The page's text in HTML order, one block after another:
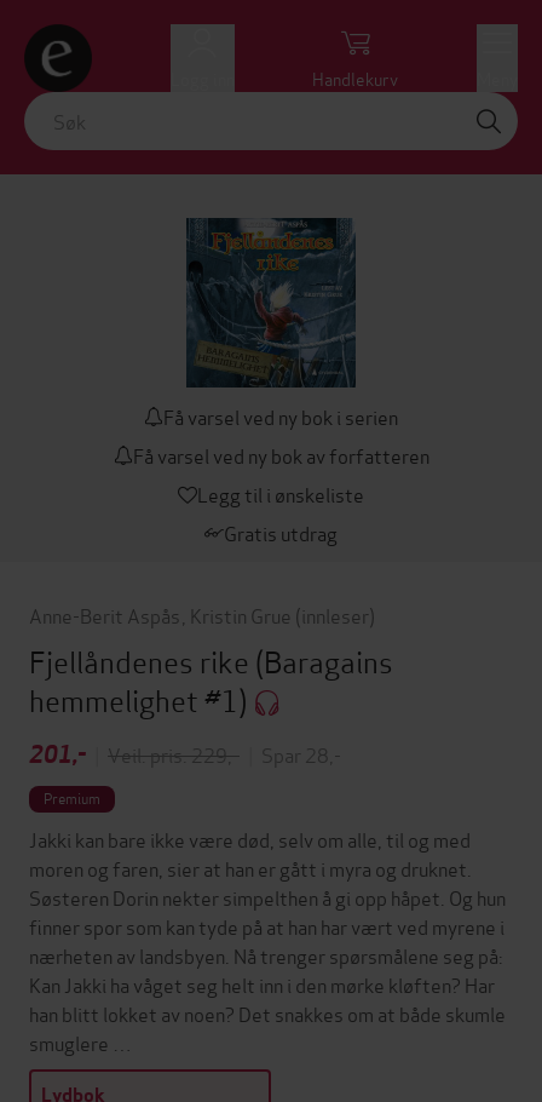
Handlekurv
Få varsel ved ny bok i serien
Få varsel ved ny bok av forfatteren
Legg til i ønskeliste
Gratis utdrag
Anne-Berit Aspås Kristin Grue (innleser)
Fjellåndenes rike (Baragains
hemmelighet #1)
201,- Veil. pris: 229,- Spar 28,-
Premium
Jakki kan bare ikke være død, selv om alle, til og med
moren og faren, sier at han er gått i myra og druknet.
Søsteren Dorin nekter simpelthen å gi opp håpet. Og hun
finner spor som kan tyde på at han har vært ved myrene i
nærheten av landsbyen. Nå trenger spørsmålene seg på:
Kan Jakki ha våget seg helt inn i den mørke kløften? Har
han blitt lokket av noen? Det snakkes om at både skumle
smuglere …
Lydbok